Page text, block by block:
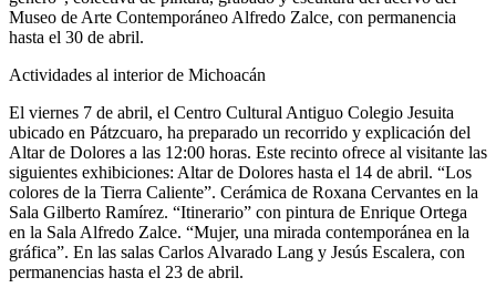
Museo de Arte Contemporáneo Alfredo Zalce, con permanencia
hasta el 30 de abril.
Actividades al interior de Michoacán
El viernes 7 de abril, el Centro Cultural Antiguo Colegio Jesuita
ubicado en Pátzcuaro, ha preparado un recorrido y explicación del
Altar de Dolores a las 12:00 horas. Este recinto ofrece al visitante las
siguientes exhibiciones: Altar de Dolores hasta el 14 de abril. “Los
colores de la Tierra Caliente”. Cerámica de Roxana Cervantes en la
Sala Gilberto Ramírez. “Itinerario” con pintura de Enrique Ortega
en la Sala Alfredo Zalce. “Mujer, una mirada contemporánea en la
gráfica”. En las salas Carlos Alvarado Lang y Jesús Escalera, con
permanencias hasta el 23 de abril.